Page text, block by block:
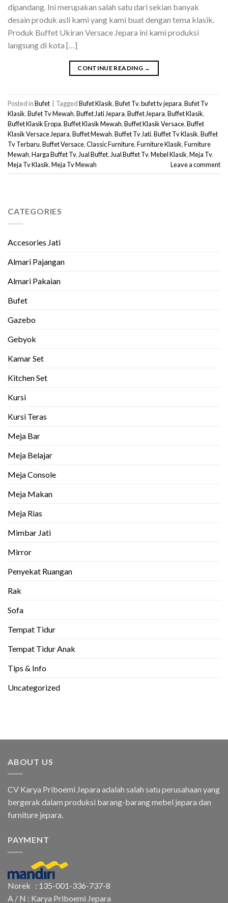
dipandang. Ini merupakan salah satu dari sekian banyak
desain produk asli kami yang kami buat dengan tema klasik.
Produk Buffet Ukiran Versace Jepara ini kami produksi
langsung di kota […]
CONTINUE READING →
Posted inBufet | TaggedBufet Klasik,Bufet Tv,bufet tv jepara,Bufet Tv
Klasik,Bufet Tv Mewah,Buffet Jati Jepara,Buffet Jepara,Buffet Klasik,
Buffet Klasik Eropa,Buffet Klasik Mewah,Buffet Klasik Versace,Buffet
Klasik Versace Jepara,Buffet Mewah,Buffet Tv Jati,Buffet Tv Klasik,Buffet
Tv Terbaru,Buffet Versace,Classic Furniture,Furniture Klasik,Furniture
Mewah,Harga Buffet Tv, Jual Buffet, Jual Buffet Tv,Mebel Klasik,Meja Tv,
Meja Tv Klasik,Meja Tv Mewah Leave a comment
CATEGORIES
Accesories Jati
Almari Pajangan
Almari Pakaian
Bufet
Gazebo
Gebyok
Kamar Set
Kitchen Set
Kursi
Kursi Teras
Meja Bar
Meja Belajar
Meja Console
Meja Makan
Meja Rias
Mimbar Jati
Mirror
Penyekat Ruangan
Rak
Sofa
Tempat Tidur
Tempat Tidur Anak
Tips & Info
Uncategorized
ABOUT US
CV Karya Priboemi Jepara adalah salah satu perusahaan yang
bergerak dalam produksi barang-barang mebel jepara dan
furniture jepara.
PAYMENT
Norek : 135-001-336-737-8
A / N : Karya Priboemi Jepara